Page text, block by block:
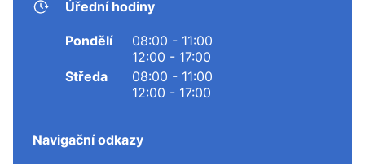
Úřední hodiny
Pondělí
08:00 - 11:00
12:00 - 17:00
Středa
08:00 - 11:00
12:00 - 17:00
Navigační odkazy